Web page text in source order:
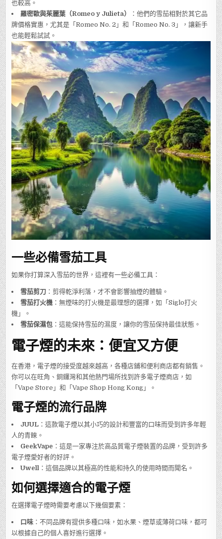
也較高。
羅密歐與茱麗葉（Romeo y Julieta）
：他們的雪茄相對於其它品
牌價格實惠，尤其是「Romeo No. 2」和「Romeo No. 3」，讓新手
也能輕鬆試試。
一些必備雪茄工具
如果你打算深入雪茄的世界，這裡有一些必備工具：
雪茄剪刀 ：剪得乾淨利落，才不會影響抽煙的體驗。
雪茄打火機 ：無煙味的打火機是最理想的選擇，如「Siglo打火
機」。
雪茄保濕包 ：這能保持雪茄的濕度，讓你的雪茄保持最佳狀態。
電子煙的未來：便宜又方便
在香港，電子煙的接受度越來越高，各種店鋪和便利商店都有銷售。
你可以在旺角、銅鑼灣和其他熱門場所找到許多電子煙商店，如
「Vape Store」和「Vape Shop Hong Kong」。
電子煙的流行品牌
JUUL ：這款電子煙以其小巧的設計和豐富的口味而受到許多年輕
人的青睞。
GeekVape ：這是一家專注於高品質電子煙裝置的品牌，受到許多
電子煙愛好者的好評。
Uwell ：這個品牌以其極高的性能和持久的使用時間而聞名。
如何選擇適合的電子煙
在選擇電子煙時需要考慮以下幾個要素：
口味 ：不同品牌有提供多種口味，如水果、煙草或薄荷口味，都可
以根據自己的個人喜好進行選擇。